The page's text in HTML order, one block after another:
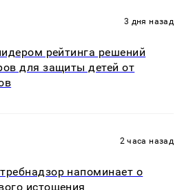
3 дня назад
рейтинга решений
для защиты детей от
2 часа назад
напоминает о
истощения